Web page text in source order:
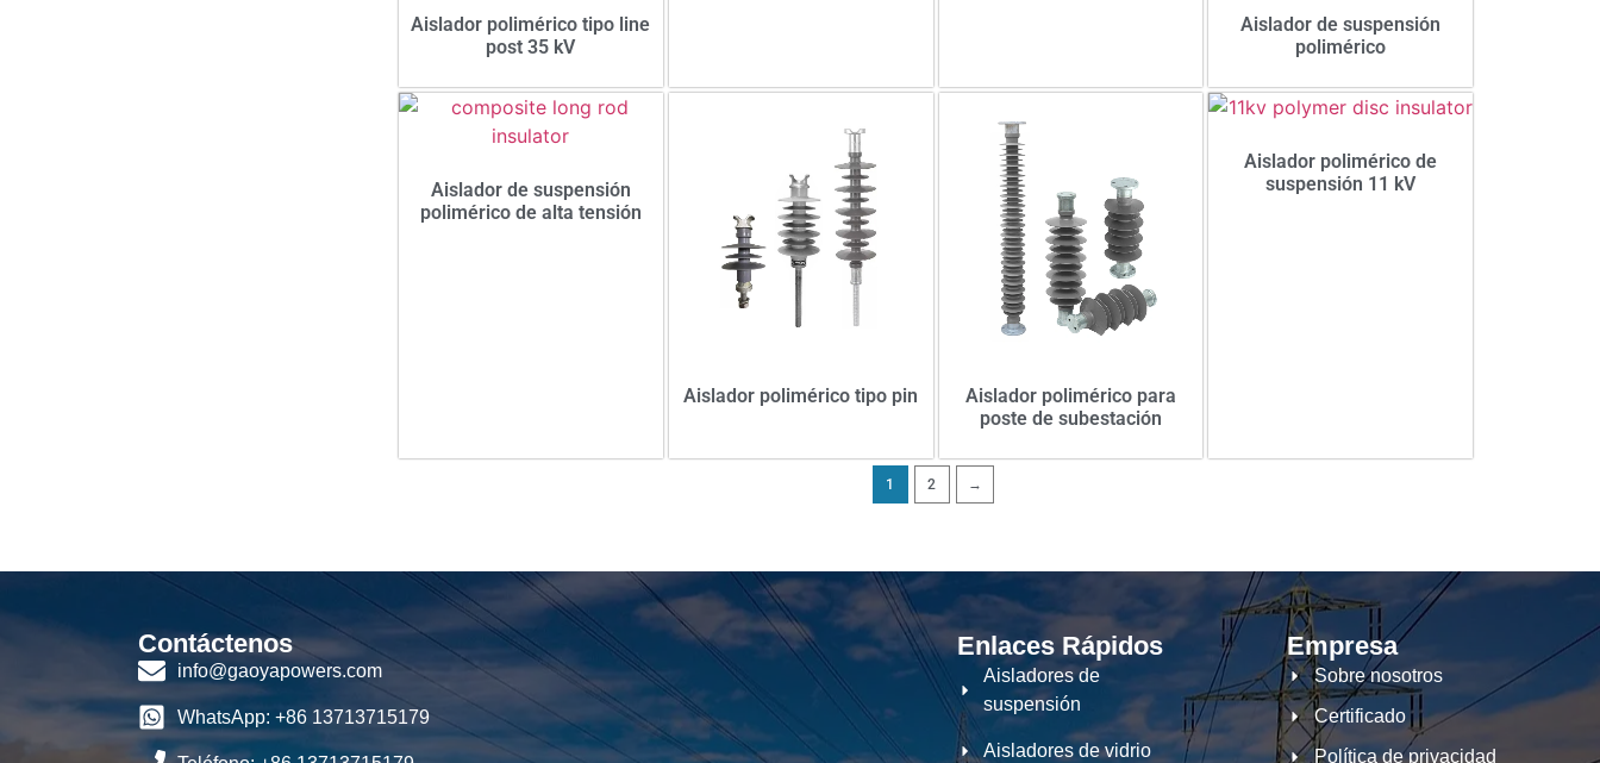
Aislador polimérico tipo line
post 35 kV
Aislador de suspensión
polimérico
Aislador de suspensión
polimérico de alta tensión
Aislador polimérico tipo pin
Aislador polimérico para
poste de subestación
Aislador polimérico de
suspensión 11 kV
1 2 →
Contáctenos
info@gaoyapowers.com
WhatsApp: +86 13713715179
Enlaces Rápidos
Aisladores de
suspensión
Aisladores de vidrio
Empresa
Sobre nosotros
Certificado
Política de privacidad